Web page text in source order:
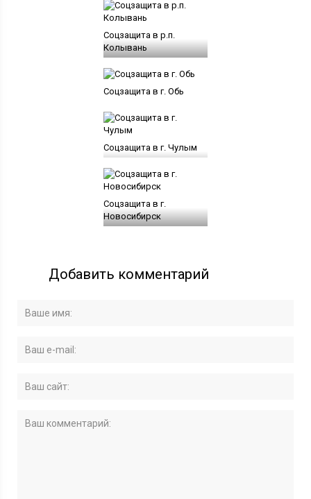
Соцзащита в р.п.
Колывань
Соцзащита в г. Обь
Соцзащита в г. Чулым
Соцзащита в г.
Новосибирск
Добавить комментарий